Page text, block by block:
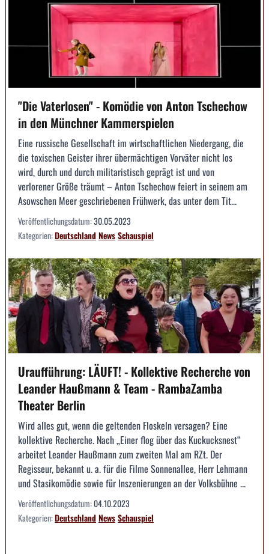
"Die Vaterlosen" - Komödie von Anton Tschechow
in den Münchner Kammerspielen
Eine russische Gesellschaft im wirtschaftlichen Niedergang, die
die toxischen Geister ihrer übermächtigen Vorväter nicht los
wird, durch und durch militaristisch geprägt ist und von
verlorener Größe träumt – Anton Tschechow feiert in seinem am
Asowschen Meer geschriebenen Frühwerk, das unter dem Tit...
Veröffentlichungsdatum:30.05.2023
Kategorien:DeutschlandNewsSchauspiel
Uraufführung: LÄUFT! - Kollektive Recherche von
Leander Haußmann & Team - RambaZamba
Theater Berlin
Wird alles gut, wenn die geltenden Floskeln versagen? Eine
kollektive Recherche. Nach „Einer flog über das Kuckucksnest“
arbeitet Leander Haußmann zum zweiten Mal am RZt. Der
Regisseur, bekannt u. a. für die Filme Sonnenallee, Herr Lehmann
und Stasikomödie sowie für Inszenierungen an der Volksbühne ...
Veröffentlichungsdatum:04.10.2023
Kategorien:DeutschlandNewsSchauspiel